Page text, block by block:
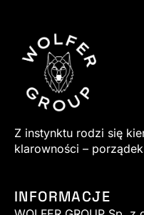
Z instynktu rodzi się
klarowności –
INFORMACJE